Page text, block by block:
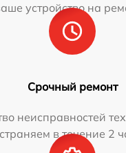
устройство на
Срочный ремонт
неисправностей
в течение 2